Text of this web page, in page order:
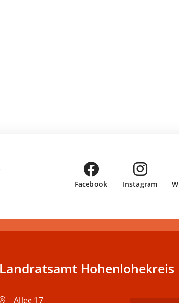
Facebook Instagram
Landratsamt Hohenlohekreis
Allee 17